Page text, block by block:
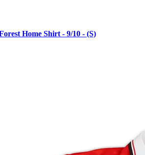
Home Shirt - 9/10 - (S)